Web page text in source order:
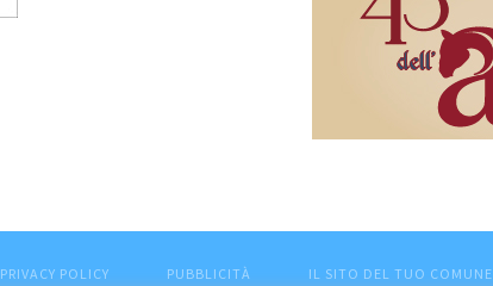
PRIVACY POLICY PUBBLICITÀ IL SITO DEL TUO COMUNE